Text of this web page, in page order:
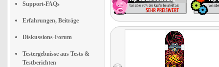
Support-FAQs
Erfahrungen, Beiträge
Diskussions-Forum
Testergebnisse aus Tests &
Testberichten